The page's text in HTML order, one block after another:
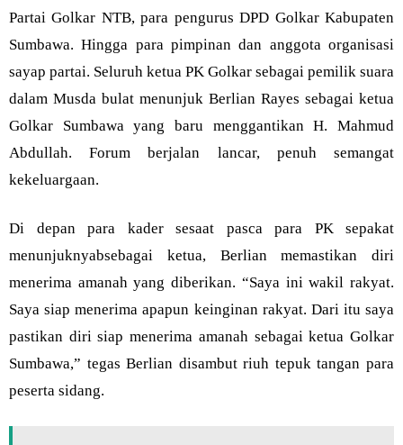
Partai Golkar NTB, para pengurus DPD Golkar Kabupaten
Sumbawa. Hingga para pimpinan dan anggota organisasi
sayap partai. Seluruh ketua PK Golkar sebagai pemilik suara
dalam Musda bulat menunjuk Berlian Rayes sebagai ketua
Golkar Sumbawa yang baru menggantikan H. Mahmud
Abdullah. Forum berjalan lancar, penuh semangat
kekeluargaan.
Di depan para kader sesaat pasca para PK sepakat
menunjuknyabsebagai ketua, Berlian memastikan diri
menerima amanah yang diberikan. “Saya ini wakil rakyat.
Saya siap menerima apapun keinginan rakyat. Dari itu saya
pastikan diri siap menerima amanah sebagai ketua Golkar
Sumbawa,” tegas Berlian disambut riuh tepuk tangan para
peserta sidang.